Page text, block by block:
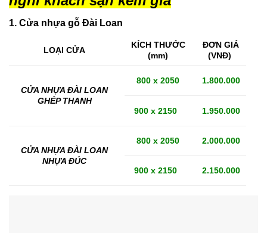
1. Cửa nhựa gỗ Đài Loan
LOẠI CỬA
KÍCH THƯỚC
(mm)
ĐƠN GIÁ
(VNĐ)
CỬA NHỰA ĐÀI LOAN
GHÉP THANH
800 x 2050 1.800.000
900 x 2150 1.950.000
CỬA NHỰA ĐÀI LOAN
NHỰA ĐÚC
800 x 2050 2.000.000
900 x 2150 2.150.000